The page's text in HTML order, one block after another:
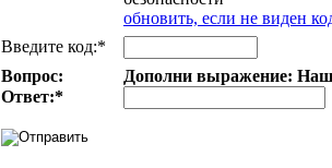
обновить, если не виден
Введите код:*
Вопрос:
Дополни выражение: Наш
Ответ:*